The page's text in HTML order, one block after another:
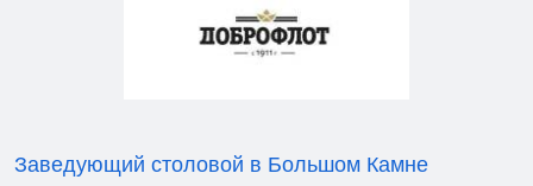
Заведующий столовой в Большом Камне